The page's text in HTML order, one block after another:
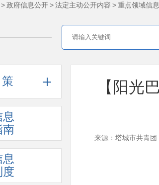
>政府信息公开>法定主动公开内容 >重点领域信
南
度
【阳光
来源：塔城市共青团